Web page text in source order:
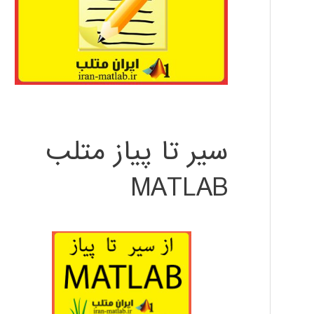
سیر تا پیاز متلب
MATLAB